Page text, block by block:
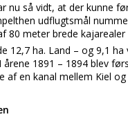
nu så vidt, at der kunne
udflugtsmål
80 meter brede
12,7 ha. Land – og 9,1
1891 – 1894 blev
af en kanal mellem Kiel